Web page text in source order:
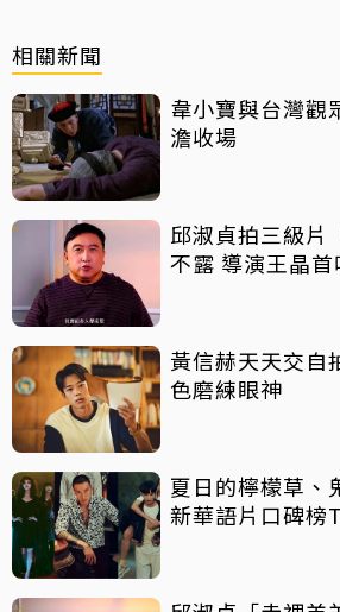
相關新聞
韋小寶與台灣觀
澹收場
邱淑貞拍三級片
不露 導演王晶首
黃信赫天天交自拍作業
色磨練眼神
夏日的檸檬草、
新華語片口碑榜